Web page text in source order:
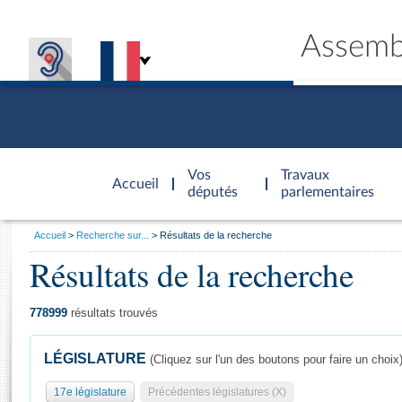
Accueil
d'accueil
Vos
députés
Travaux
parlementaires
Général
Vous
Accueil Recherche sur... Résultats de la recherche
Résultats de la recherche
778999 résultats trouvés
LÉGISLATURE (Cliquez sur l'un des boutons pour faire un choix)
17e législature Précédentes législatures (X)